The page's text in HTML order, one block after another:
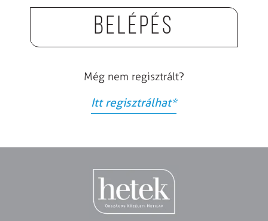
Belépés
Még nem regisztrált?
Itt regisztrálhat*